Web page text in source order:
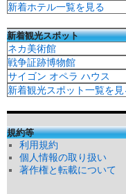
新着ホテル一覧を見る
新着観光スポット
ネカ美術館
戦争証跡博物館
サイゴン オペラ ハウス
新着観光スポット一覧を見
規約等
利用規約
個人情報の取り扱い
著作権と転載について